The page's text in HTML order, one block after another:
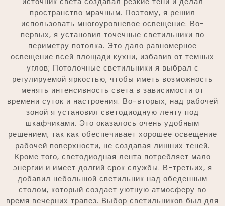
пространство мрачным. Поэтому, я решил
использовать многоуровневое освещение. Во-
первых, я установил точечные светильники по
периметру потолка. Это дало равномерное
освещение всей площади кухни, избавив от темных
углов; Потолочные светильники я выбрал с
регулируемой яркостью, чтобы иметь возможность
менять интенсивность света в зависимости от
времени суток и настроения. Во-вторых, над рабочей
зоной я установил светодиодную ленту под
шкафчиками. Это оказалось очень удобным
решением, так как обеспечивает хорошее освещение
рабочей поверхности, не создавая лишних теней.
Кроме того, светодиодная лента потребляет мало
энергии и имеет долгий срок службы. В-третьих, я
добавил небольшой светильник над обеденным
столом, который создает уютную атмосферу во
время вечерних трапез. Выбор светильников был для